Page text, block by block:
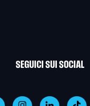
SEGUICI SUI SOCIAL